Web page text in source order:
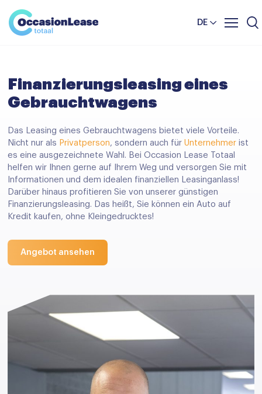
DE
Unternehmer
Nachrichten und tipps
Häufig gestellte Fragen
Komparator
Finanzierungsleasing eines
Gebrauchtwagens
Das Leasing eines Gebrauchtwagens bietet viele Vorteile.
Nicht nur als Privatperson, sondern auch fürUnternehmer ist
es eine ausgezeichnete Wahl. Bei Occasion Lease Totaal
helfen wir Ihnen gerne auf Ihrem Weg und versorgen Sie mit
Informationen und dem idealen finanziellen Leasinganlass!
Darüber hinaus profitieren Sie von unserer günstigen
Finanzierungsleasing. Das heißt, Sie können ein Auto auf
Kredit kaufen, ohne Kleingedrucktes!
Angebot ansehen